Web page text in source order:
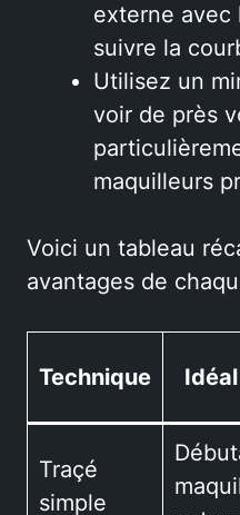
externe avec
suivre la
Utilisez un
voir de près
maquilleurs
Voici un tableau
avantages de
Technique
Traçé
simple